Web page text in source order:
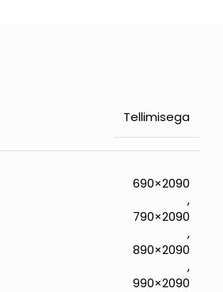
Tellimisega
690×2090
,
790×2090
,
890×2090
,
990×2090